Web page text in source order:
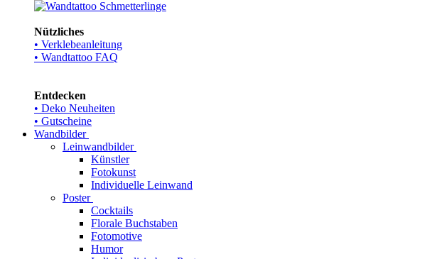
Nützliches
• Verklebeanleitung
• Wandtattoo FAQ
Entdecken
• Deko Neuheiten
• Gutscheine
Wandbilder
Leinwandbilder
Künstler
Fotokunst
Individuelle Leinwand
Poster
Cocktails
Florale Buchstaben
Fotomotive
Humor